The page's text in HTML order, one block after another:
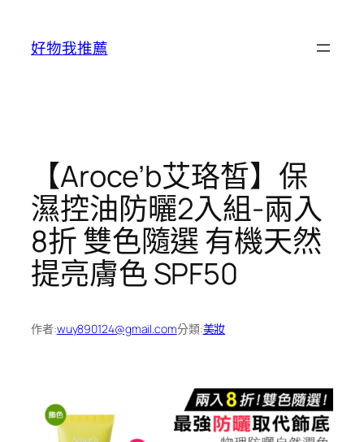
好物我推薦
【Aroce’b艾珞皙】保
濕控油防曬2入組-兩入
8折 雙色隨選 有機天然
提亮膚色 SPF50
作者:wuy890124@gmail.com分類:美妝